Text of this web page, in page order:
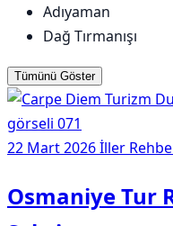
Adıyaman
Dağ Tırmanışı
Tümünü Göster
22 Mart 2026İller
Osmaniye Tur